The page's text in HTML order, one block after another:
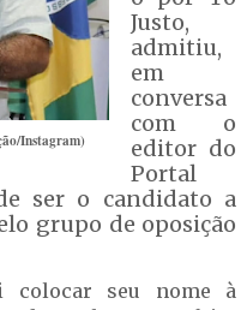
Instagram)
Justo,
admitiu,
em
conversa
com o
editor do
Portal
ser o candidato a
grupo de oposição
colocar seu nome à